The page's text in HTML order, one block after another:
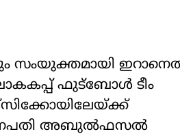
സംയുക്തമായി
ഫുട്ബോൾ ടീം
അബുൽഫസൽ